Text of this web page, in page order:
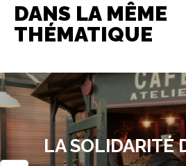
DANS LA MÊME
THÉMATIQUE
LA SOLIDARITÉ